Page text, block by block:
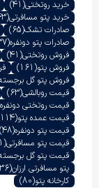
خرید روتختی(41)
خرید پتو مسافرتی(43)
صادرات تشک(65)
صادرات پتو دونفره(37)
فروش روتختی(41)
فروش پتو(161)
فروش پتو گل
قیمت روبالشی(63)
قیمت روتختی دونفره
قیمت عمده پتو(114)
قیمت پتو دونفره(48)
قیمت پتو مسافرتی(61)
قیمت پتو گل
پتو مسافرتی ارزان(36)
کارخانه پتو(80)